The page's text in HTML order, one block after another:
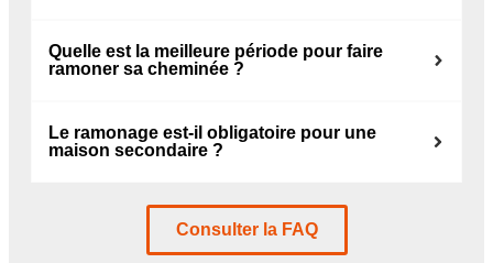
Quelle est la meilleure période pour faire
ramoner sa cheminée ?
Le ramonage est-il obligatoire pour une
maison secondaire ?
Consulter la FAQ